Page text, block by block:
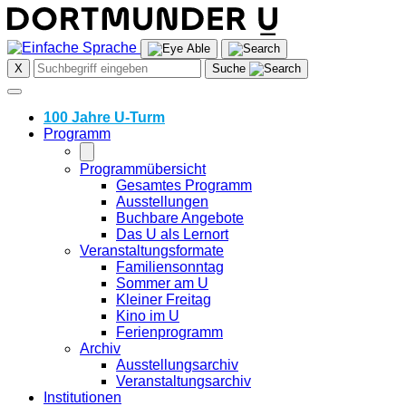
Skip
to
content
X Suche
100 Jahre U-Turm
Programm
Programmübersicht
Gesamtes Programm
Ausstellungen
Buchbare Angebote
Das U als Lernort
Veranstaltungsformate
Familiensonntag
Sommer am U
Kleiner Freitag
Kino im U
Ferienprogramm
Archiv
Ausstellungsarchiv
Veranstaltungsarchiv
Institutionen